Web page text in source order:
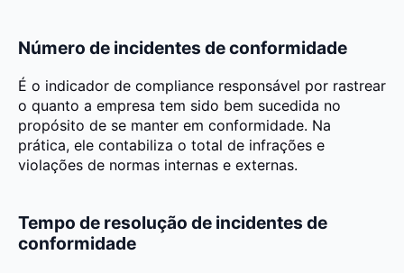
Número de incidentes de conformidade
É o indicador de compliance responsável por rastrear
o quanto a empresa tem sido bem sucedida no
propósito de se manter em conformidade. Na
prática, ele contabiliza o total de infrações e
violações de normas internas e externas.
Tempo de resolução de incidentes de
conformidade